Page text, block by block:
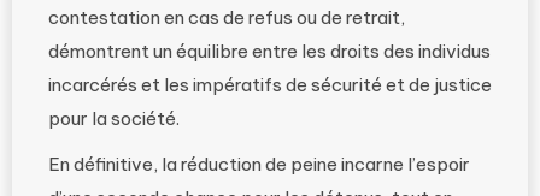
contestation en cas de refus ou de retrait,
démontrent un équilibre entre les droits des individus
incarcérés et les impératifs de sécurité et de justice
pour la société.
En définitive, la réduction de peine incarne l’espoir